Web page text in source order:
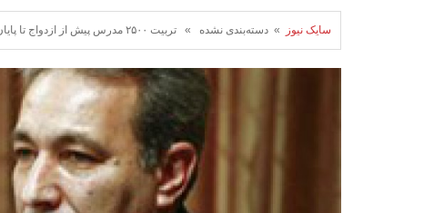
سایک نیوز » دسته‌بندی نشده » تربیت ۲۵۰۰ مدرس پیش از ازدواج تا پایان سال جاری